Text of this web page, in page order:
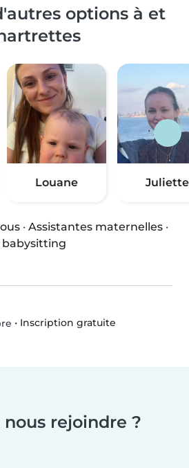
options à et
Louane Juliette
· Assistantes maternelles ·
babysitting
• Inscription gratuite
nous rejoindre ?